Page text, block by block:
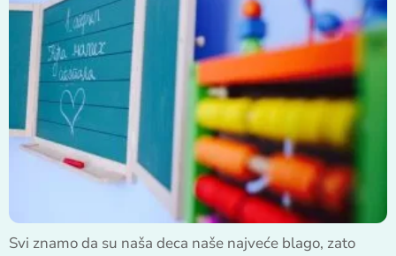
Svi znamo da su naša deca naše najveće blago, zato